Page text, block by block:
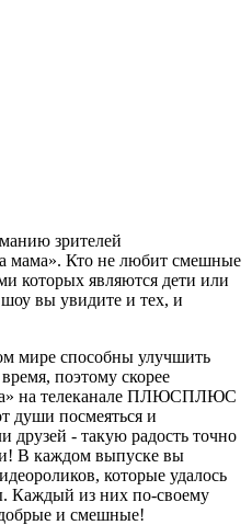
зрителей
мама». Кто не любит смешные
которых являются дети или
вы увидите и тех, и
мире способны улучшить
поэтому скорее
на телеканале ПЛЮСПЛЮС
души посмеяться и
друзей - такую радость точно
В каждом выпуске вы
которые удалось
Каждый из них по-своему
и смешные!